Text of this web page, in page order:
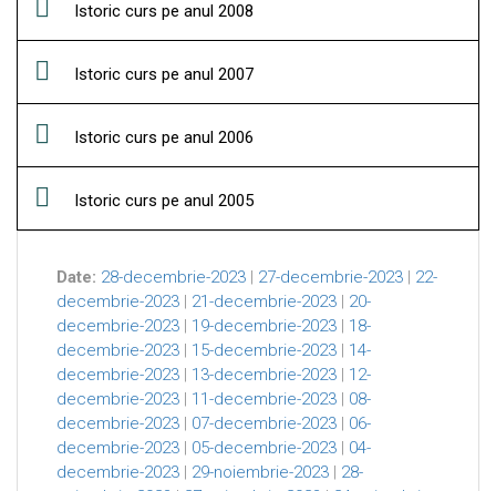
Istoric curs pe anul 2008
Istoric curs pe anul 2007
Istoric curs pe anul 2006
Istoric curs pe anul 2005
Date: 28-decembrie-2023 | 27-decembrie-2023 | 22-
decembrie-2023 | 21-decembrie-2023 | 20-
decembrie-2023 | 19-decembrie-2023 | 18-
decembrie-2023 | 15-decembrie-2023 | 14-
decembrie-2023 | 13-decembrie-2023 | 12-
decembrie-2023 | 11-decembrie-2023 | 08-
decembrie-2023 | 07-decembrie-2023 | 06-
decembrie-2023 | 05-decembrie-2023 | 04-
decembrie-2023 | 29-noiembrie-2023 | 28-